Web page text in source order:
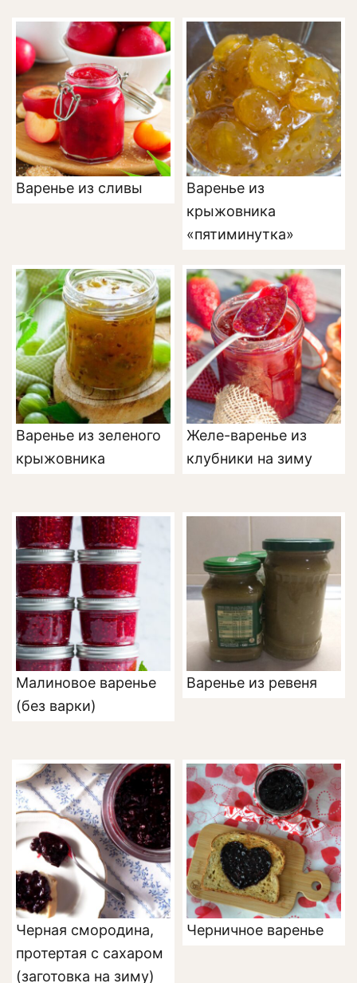
Варенье из сливы
Варенье из
крыжовника
«пятиминутка»
Варенье из зеленого
крыжовника
Желе-варенье из
клубники на зиму
Малиновое варенье
(без варки)
Варенье из ревеня
Черная смородина,
протертая с сахаром
(заготовка на зиму)
Черничное варенье